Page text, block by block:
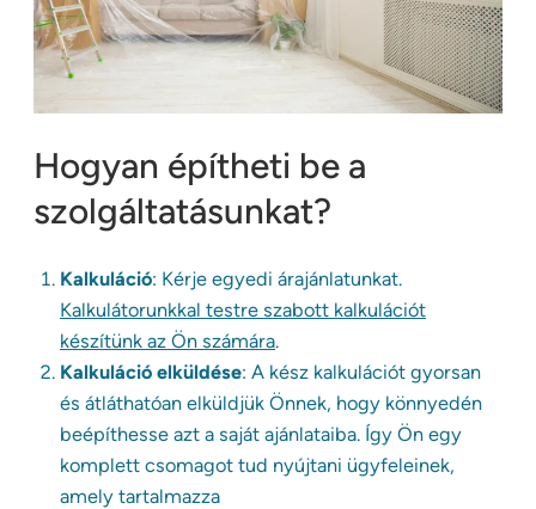
Hogyan építheti be a
szolgáltatásunkat?
Kalkuláció: Kérje egyedi árajánlatunkat.
Kalkulátorunkkal testre szabott kalkulációt
készítünk az Ön számára.
Kalkuláció elküldése: A kész kalkulációt gyorsan
és átláthatóan elküldjük Önnek, hogy könnyedén
beépíthesse azt a saját ajánlataiba. Így Ön egy
komplett csomagot tud nyújtani ügyfeleinek,
amely tartalmazza